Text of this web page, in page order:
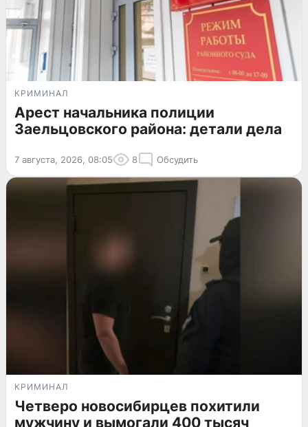
КРИМИНАЛ
Арест начальника полиции
Заельцовского района: детали дела
7 августа, 2026, 08:05 8 Обсудить
КРИМИНАЛ
Четверо новосибирцев похитили
мужчину и вымогали 400 тысяч